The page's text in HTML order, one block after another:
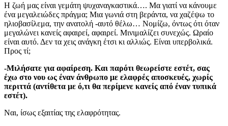
Η ζωή μας είναι γεμάτη ψυχαναγκαστικά…. Μα γιατί να κάνουμε
ένα μεγαλειώδες πράγμα; Μια γωνιά στη βεράντα, να χαζέψω το
ηλιοβασίλεμα, την ανατολή -αυτό θέλω… Νομίζω, όντως ότι όταν
μεγαλώνει κανείς αφαιρεί, αφαιρεί. Μινιμαλίζει συνεχώς. Ωραίο
είναι αυτό. Δεν τα χεις ανάγκη έτσι κι αλλιώς. Είναι υπερβολικά.
Προς τί;
-Μιλήσατε για αφαίρεση. Και παρότι θεωρείστε εστέτ, σας
έχω στο νου ως έναν άνθρωπο με ελαφρές αποσκευές, χωρίς
περιττά (αντίθετα με ό,τι θα περίμενε κανείς από έναν τυπικά
εστέτ).
Ναι, ίσως εξαιτίας της ελαφρότητας.